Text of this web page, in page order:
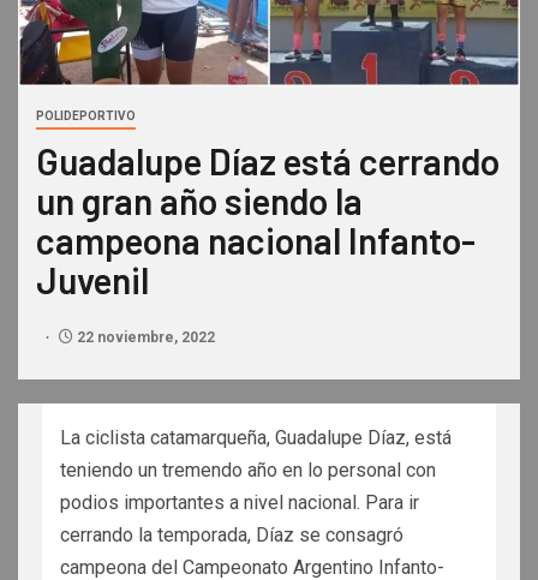
POLIDEPORTIVO
Guadalupe Díaz está cerrando
un gran año siendo la
campeona nacional Infanto-
Juvenil
22 noviembre, 2022
La ciclista catamarqueña, Guadalupe Díaz, está
teniendo un tremendo año en lo personal con
podios importantes a nivel nacional. Para ir
cerrando la temporada, Díaz se consagró
campeona del Campeonato Argentino Infanto-